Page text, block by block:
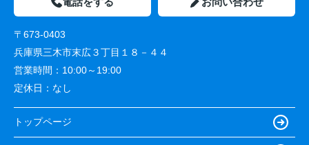
〒673-0403
兵庫県三木市末広３丁目１８－４４
営業時間： 10:00～19:00
定休日： なし
トップページ